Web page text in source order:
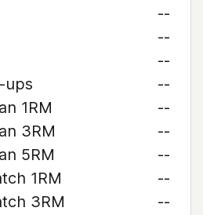
--
--
--
ups
--
1RM
--
3RM
--
5RM
--
1RM
--
3RM
--